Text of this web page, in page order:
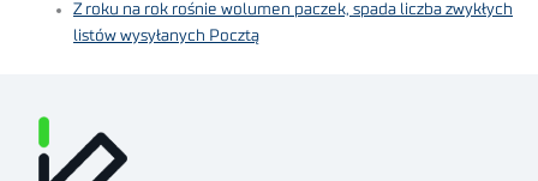
Z roku na rok rośnie wolumen paczek, spada liczba zwykłych
listów wysyłanych Pocztą